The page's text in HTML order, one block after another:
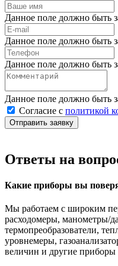
Данное поле должно быть
Данное поле должно быть
Данное поле должно быть
Данное поле должно быть
Согласие с политикой
Отправить заявку
Ответы на
Какие приборы вы
Мы работаем с широким
расходомеры, манометры/
термопреобразователи,
уровнемеры,
величин и другие